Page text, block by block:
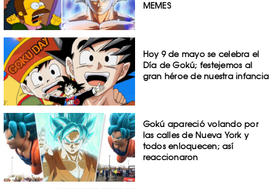
MEMES
Hoy 9 de mayo se celebra el
Día de Gokú; festejemos al
gran héroe de nuestra infancia
Gokú apareció volando por
las calles de Nueva York y
todos enloquecen; así
reaccionaron